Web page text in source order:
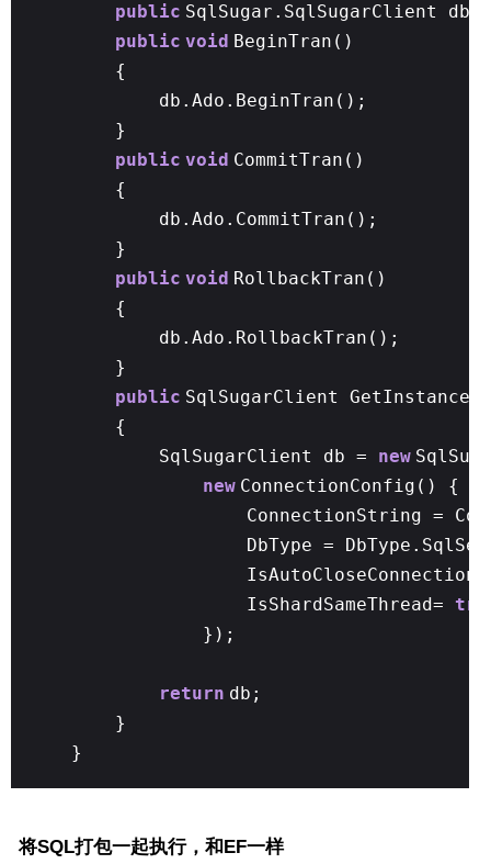
public SqlSugar.SqlSugarClient
public void BeginTran()
{
db.Ado.BeginTran();
}
public void CommitTran()
{
db.Ado.CommitTran();
}
public void RollbackTran()
{
db.Ado.RollbackTran();
}
public SqlSugarClient GetInstance()
{
SqlSugarClient db = new
new ConnectionConfig() {
ConnectionString =
DbType =
IsShardSameThread=
});
return db;
}
}
将SQL打包一起执行，和EF一样